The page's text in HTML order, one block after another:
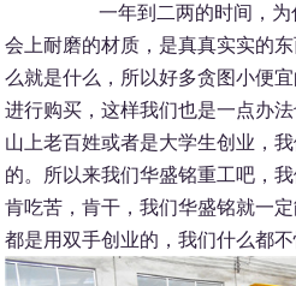
一年到二两的时间，
会上耐磨的材质，是真真实实的
么就是什么，所以好多贪图小便
进行购买，这样我们也是一点办
山上老百姓或者是大学生创业，
的。所以来我们华盛铭重工吧，
肯吃苦，肯干，我们华盛铭就一
都是用双手创业的，我们什么都不